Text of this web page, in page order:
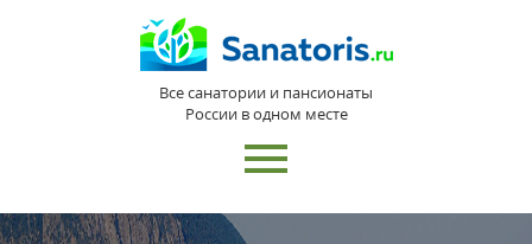
Все санатории и пансионаты
России в одном месте